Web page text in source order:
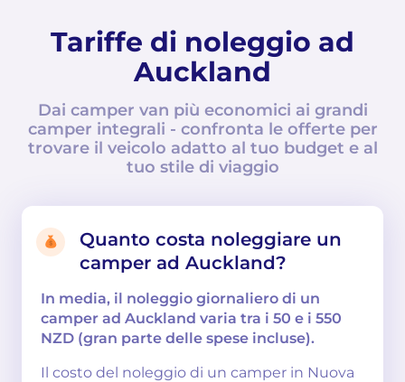
Tariffe di noleggio ad
Auckland
Dai camper van più economici ai grandi
camper integrali - confronta le offerte per
trovare il veicolo adatto al tuo budget e al
tuo stile di viaggio
Quanto costa noleggiare un
camper ad Auckland?
In media, il noleggio giornaliero di un
camper ad Auckland varia tra i 50 e i 550
NZD (gran parte delle spese incluse).
Il costo del noleggio di un camper in Nuova